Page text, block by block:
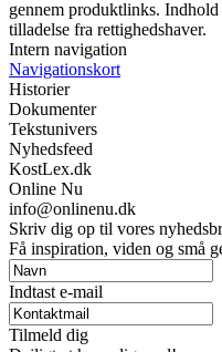
gennem produktlinks.
tilladelse fra rettighedshaver.
Intern navigation
Navigationskort
Historier
Dokumenter
Tekstunivers
Nyhedsfeed
KostLex.dk
Online Nu
info@onlinenu.dk
Skriv dig op til vores
Få inspiration, viden og små
Indtast e-mail
Tilmeld dig